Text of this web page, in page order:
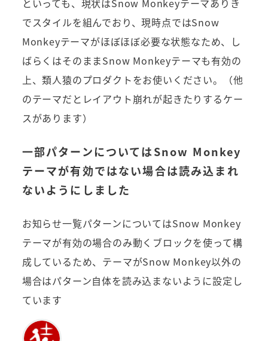
といっても、現状はSnow Monkeyテーマありき
でスタイルを組んでおり、現時点ではSnow
Monkeyテーマがほぼほぼ必要な状態なため、し
ばらくはそのままSnow Monkeyテーマも有効の
上、類人猿のプロダクトをお使いください。（他
のテーマだとレイアウト崩れが起きたりするケー
スがあります）
一部パターンについてはSnow Monkey
テーマが有効ではない場合は読み込まれ
ないようにしました
お知らせ一覧パターンについてはSnow Monkey
テーマが有効の場合のみ動くブロックを使って構
成しているため、テーマがSnow Monkey以外の
場合はパターン自体を読み込まないように設定し
ています